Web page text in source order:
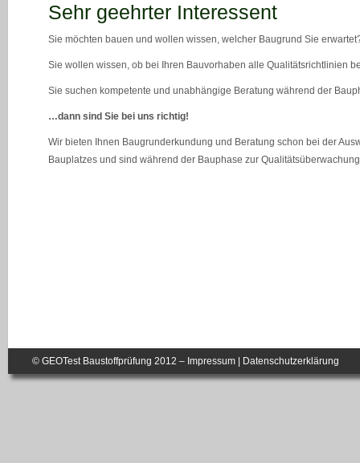
Sehr geehrter Interessent
Sie möchten bauen und wollen wissen, welcher Baugrund Sie
Sie wollen wissen, ob bei Ihren Bauvorhaben alle Qualitätsrichtlinien
Sie suchen kompetente und unabhängige Beratung während der
…dann sind Sie bei uns richtig!
Wir bieten Ihnen Baugrunderkundung und Beratung schon bei der
Bauplatzes und sind während der Bauphase zur
© GEOTest Baustoffprüfung 2012 – Impressum Datenschutzerklärung